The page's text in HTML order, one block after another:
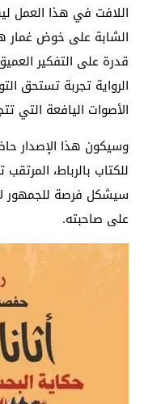
اللافت في هذا العمل
الشابة على خوض غمار
قدرة على التفكير
الرواية تجربة تستحق
الأصوات اليافعة التي
وسيكون هذا الإصدار
للكتاب بالرباط،
سيشكل فرصة للجمهور
على صاحبته.